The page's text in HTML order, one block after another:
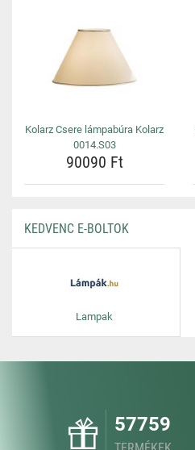
Kolarz Csere lámpabúra Kolarz
0014.S03
90090 Ft
KEDVENC E-BOLTOK
Lampak
57759